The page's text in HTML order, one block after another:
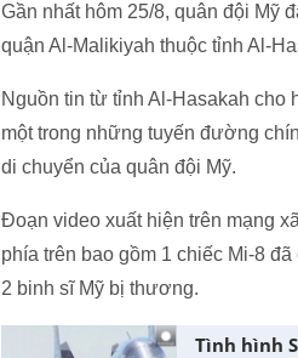
Gần nhất hôm 25/8, quân đội Mỹ
quận Al-Malikiyah thuộc tỉnh Al-
Nguồn tin từ tỉnh Al-Hasakah cho
một trong những tuyến đường
di chuyển của quân đội Mỹ.
Đoạn video xuất hiện trên mạng
phía trên bao gồm 1 chiếc Mi-8
2 binh sĩ Mỹ bị thương.
Tình hình